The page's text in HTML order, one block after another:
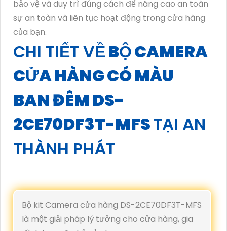
bảo vệ và duy trì đúng cách để nâng cao an toàn
sự an toàn và liên tục hoạt động trong cửa hàng
của bạn.
CHI TIẾT VỀBỘ CAMERA
CỬA HÀNG CÓ MÀU
BAN ĐÊM DS-
2CE70DF3T-MFSTẠI AN
THÀNH PHÁT
Bộ kit Camera cửa hàng DS-2CE70DF3T-MFS
là một giải pháp lý tưởng cho cửa hàng, gia